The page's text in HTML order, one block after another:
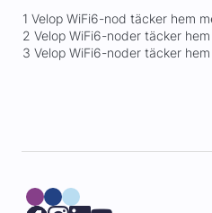
1 Velop WiFi6-nod täcker hem
2 Velop WiFi6-noder täcker
3 Velop WiFi6-noder täcker